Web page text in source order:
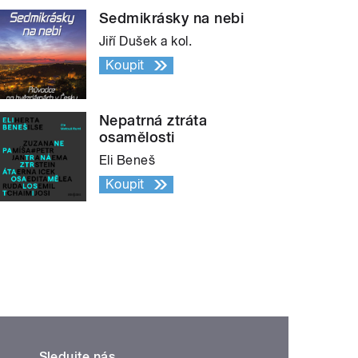
Sedmikrásky na nebi
Jiří Dušek a kol.
Koupit
Nepatrná ztráta
osamělosti
Eli Beneš
Koupit